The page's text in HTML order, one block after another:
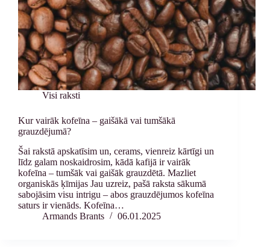
Visi raksti
Kur vairāk kofeīna – gaišākā vai tumšākā
grauzdējumā?
Šai rakstā apskatīsim un, cerams, vienreiz kārtīgi un
līdz galam noskaidrosim, kādā kafijā ir vairāk
kofeīna – tumšāk vai gaišāk grauzdētā. Mazliet
organiskās ķīmijas Jau uzreiz, pašā raksta sākumā
sabojāsim visu intrigu – abos grauzdējumos kofeīna
saturs ir vienāds. Kofeīna…
Armands Brants
06.01.2025